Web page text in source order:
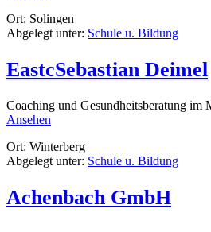
finden.
Praxis
integrative
Lerntherapie
Ort: Solingen
Abgelegt unter: Schule u. Bildung
EastcSebastian Deimel
Coaching und Gesundheitsberatung im
Ansehen
Deimel
Ort: Winterberg
Abgelegt unter: Schule u. Bildung
Achenbach GmbH